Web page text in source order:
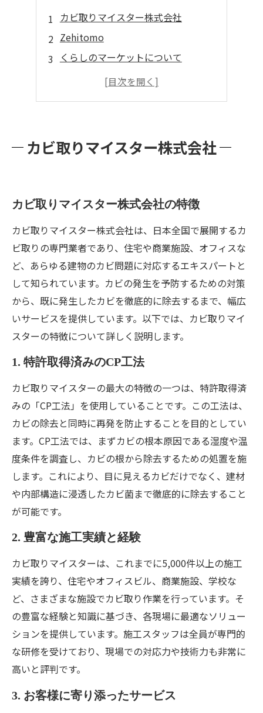
カビ取りマイスター株式会社
Zehitomo
くらしのマーケットについて
株式会社ギアミクス
カビ取りマイスター株式会社
カビ取りマイスター株式会社の特徴
カビ取りマイスター株式会社は、日本全国で展開するカ
ビ取りの専門業者であり、住宅や商業施設、オフィスな
ど、あらゆる建物のカビ問題に対応するエキスパートと
して知られています。カビの発生を予防するための対策
から、既に発生したカビを徹底的に除去するまで、幅広
いサービスを提供しています。以下では、カビ取りマイ
スターの特徴について詳しく説明します。
1. 特許取得済みのCP工法
カビ取りマイスターの最大の特徴の一つは、特許取得済
みの「CP工法」を使用していることです。この工法は、
カビの除去と同時に再発を防止することを目的としてい
ます。CP工法では、まずカビの根本原因である湿度や温
度条件を調査し、カビの根から除去するための処置を施
します。これにより、目に見えるカビだけでなく、建材
や内部構造に浸透したカビ菌まで徹底的に除去すること
が可能です。
2. 豊富な施工実績と経験
カビ取りマイスターは、これまでに5,000件以上の施工
実績を誇り、住宅やオフィスビル、商業施設、学校な
ど、さまざまな施設でカビ取り作業を行っています。そ
の豊富な経験と知識に基づき、各現場に最適なソリュー
ションを提供しています。施工スタッフは全員が専門的
な研修を受けており、現場での対応力や技術力も非常に
高いと評判です。
3. お客様に寄り添ったサービス